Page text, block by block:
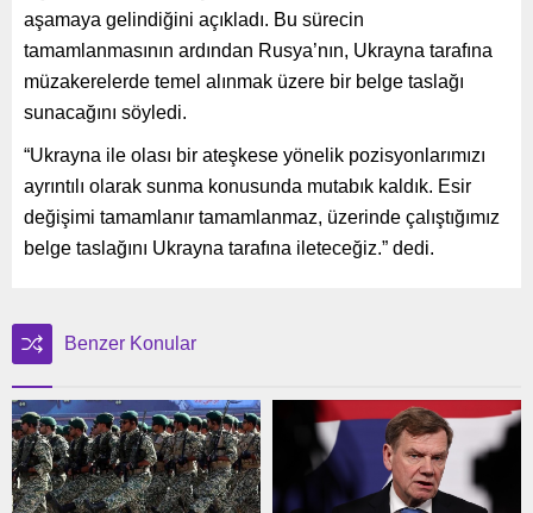
aşamaya gelindiğini açıkladı. Bu sürecin
tamamlanmasının ardından Rusya’nın, Ukrayna tarafına
müzakerelerde temel alınmak üzere bir belge taslağı
sunacağını söyledi.
“Ukrayna ile olası bir ateşkese yönelik pozisyonlarımızı
ayrıntılı olarak sunma konusunda mutabık kaldık. Esir
değişimi tamamlanır tamamlanmaz, üzerinde çalıştığımız
belge taslağını Ukrayna tarafına ileteceğiz.” dedi.
Benzer Konular